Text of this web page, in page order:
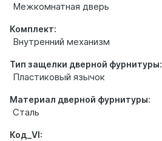
Межкомнатная дверь
Комплект:
Внутренний механизм
Тип защелки дверной фурнитуры:
Пластиковый язычок
Материал дверной фурнитуры:
Сталь
Код_VI: